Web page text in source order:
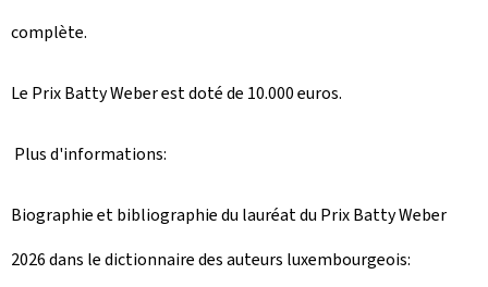
complète.
Le Prix Batty Weber est doté de 10.000 euros.
Plus d'informations:
Biographie et bibliographie du lauréat du Prix Batty Weber
2026 dans le dictionnaire des auteurs luxembourgeois: